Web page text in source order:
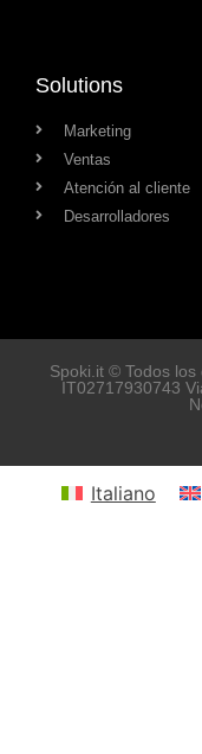
Solutions
Marketing
Ventas
Atención al cliente
Desarrolladores
Spoki.it © Todos los
IT02717930743
Italiano